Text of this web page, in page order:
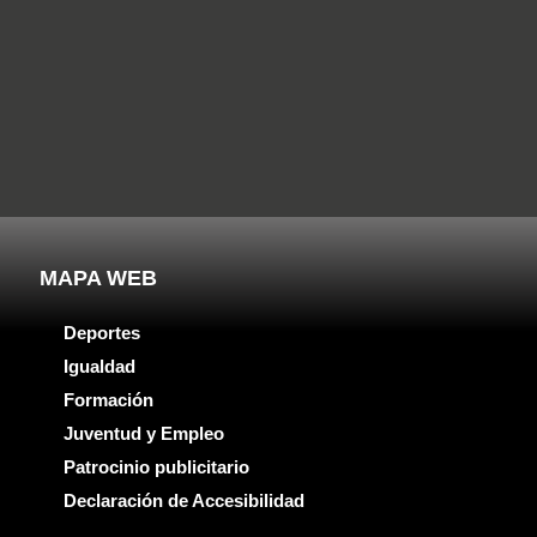
MAPA WEB
Deportes
Igualdad
Formación
Juventud y Empleo
Patrocinio publicitario
Declaración de Accesibilidad